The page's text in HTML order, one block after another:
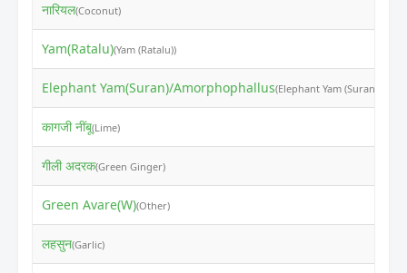
नारियल(Coconut)
Yam(Ratalu)(Yam (Ratalu))
Elephant Yam(Suran)/Amorphophallus(Elephant Yam (Suran))
कागजी नींबू(Lime)
गीली अदरक(Green Ginger)
Green Avare(W)(Other)
लहसुन(Garlic)